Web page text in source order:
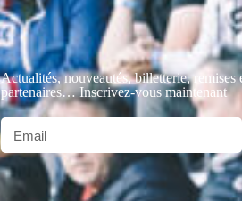
Actualités, nouveautés, billetterie,
partenaires… Inscrivez-vous maintenant